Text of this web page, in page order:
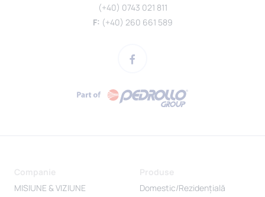
(+40) 0743 021 811
F: (+40) 260 661 589
MISIUNE & VIZIUNE
Domestic/Rezidențială